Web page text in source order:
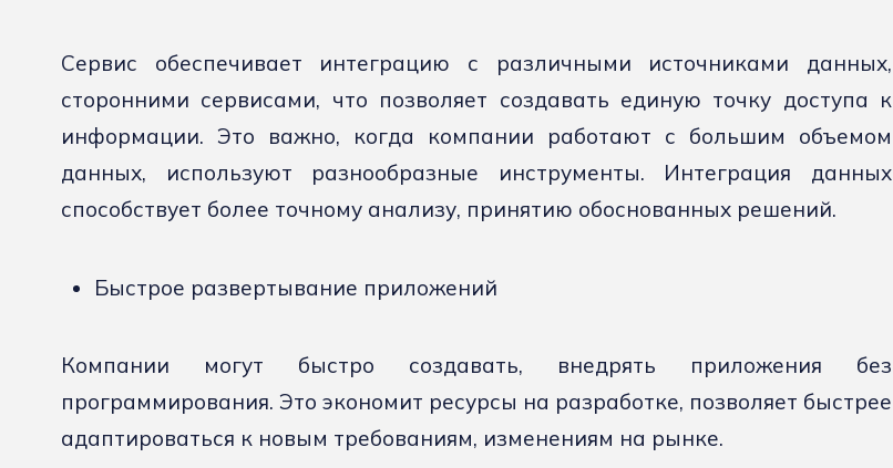
Сервис обеспечивает интеграцию с различными источниками данных,
сторонними сервисами, что позволяет создавать единую точку доступа к
информации. Это важно, когда компании работают с большим объемом
данных, используют разнообразные инструменты. Интеграция данных
способствует более точному анализу, принятию обоснованных решений.
Быстрое развертывание приложений
Компании могут быстро создавать, внедрять приложения без
программирования. Это экономит ресурсы на разработке, позволяет быстрее
адаптироваться к новым требованиям, изменениям на рынке.